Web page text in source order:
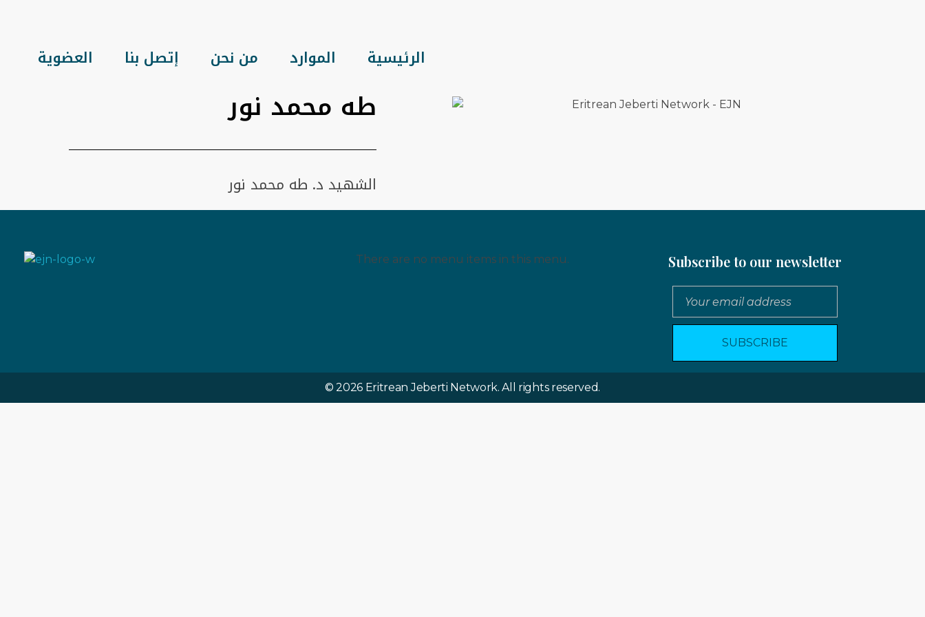
الرئيسية الموارد من نحن إتصل بنا العضوية
طه محمد نور
الشهيد د. طه محمد نور
There are no menu items in this menu. Subscribe to our newsletter
© 2026 Eritrean Jeberti Network. All rights reserved.